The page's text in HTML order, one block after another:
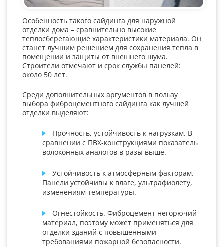
Особенность такого сайдинга для наружной
отделки дома – сравнительно высокие
теплосберегающие характеристики материала. Он
станет лучшим решением для сохранения тепла в
помещении и защиты от внешнего шума.
Строители отмечают и срок службы панелей:
около 50 лет.
Среди дополнительных аргументов в пользу
выбора фиброцементного сайдинга как лучшей
отделки выделяют:
Прочность, устойчивость к нагрузкам. В
сравнении с ПВХ-конструкциями показатель
волоконных аналогов в разы выше.
Устойчивость к атмосферным факторам.
Панели устойчивы к влаге, ультрафиолету,
изменениям температуры.
Огнестойкость. Фиброцемент негорючий
материал, поэтому может применяться для
отделки зданий с повышенными
требованиями пожарной безопасности.